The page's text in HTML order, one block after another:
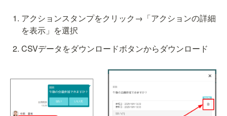
アクションスタンプをクリック→「アクションの詳細
を表示」を選択
CSVデータをダウンロードボタンからダウンロード